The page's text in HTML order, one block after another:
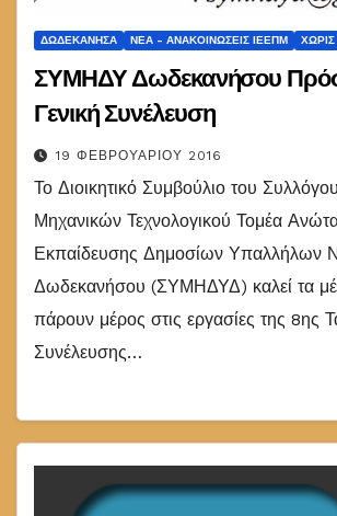
ΔΩΔΕΚΆΝΗΣΑ ΝΈΑ - ΑΝΑΚΟΙΝΏΣΕΙΣ ΙΕΕΠΜ
ΣΥΜΗΔΥ Δωδεκανήσου
Γενική Συνέλευση
19 ΦΕΒΡΟΥΑΡΊΟΥ 2016
Το Διοικητικό Συμβούλιο του
Μηχανικών Τεχνολογικού Τομέα
Εκπαίδευσης Δημοσίων Υπαλλήλων
Δωδεκανήσου (ΣΥΜΗΔΥΔ) καλεί τα
πάρουν μέρος στις εργασίες της 8ης
Συνέλευσης…